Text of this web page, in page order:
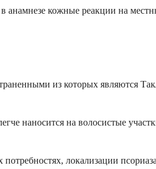
кожные реакции на
из которых являются
наносится на волосистые
локализации